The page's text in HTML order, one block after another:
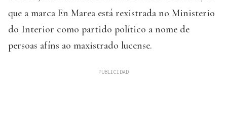
que a marca En Marea está rexistrada no Ministerio
do Interior como partido político a nome de
persoas afíns ao maxistrado lucense.